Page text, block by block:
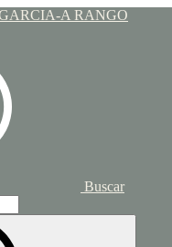
Buscar